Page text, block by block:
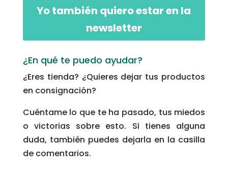
Yo también quiero estar en la
newsletter
¿En qué te puedo ayudar?
¿Eres tienda? ¿Quieres dejar tus productos
en consignación?
Cuéntame lo que te ha pasado, tus miedos
o victorias sobre esto. Si tienes alguna
duda, también puedes dejarla en la casilla
de comentarios.